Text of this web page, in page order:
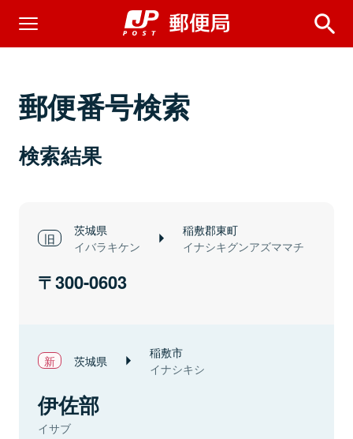
郵便番号検索
検索結果
茨城県
イバラキケン
稲敷郡東町
イナシキグンアズママチ
300-0603
茨城県 稲敷市
イナシキシ
伊佐部
イサブ